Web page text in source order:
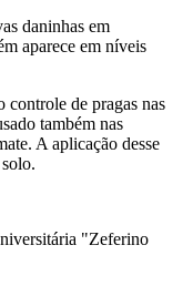
daninhas em
aparece em níveis
de pragas nas
também nas
A aplicação desse
"Zeferino